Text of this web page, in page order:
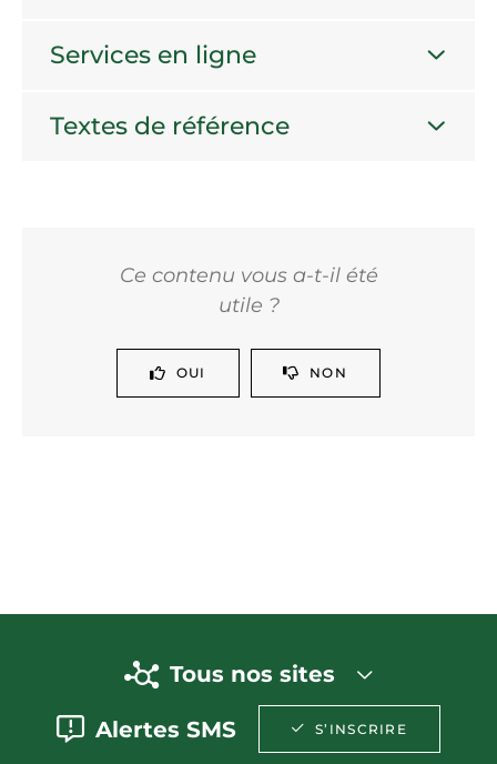
Services en ligne
Textes de référence
Ce contenu vous a-t-il été
utile ?
OUI NON
Tous nos sites
Alertes SMS S’INSCRIRE